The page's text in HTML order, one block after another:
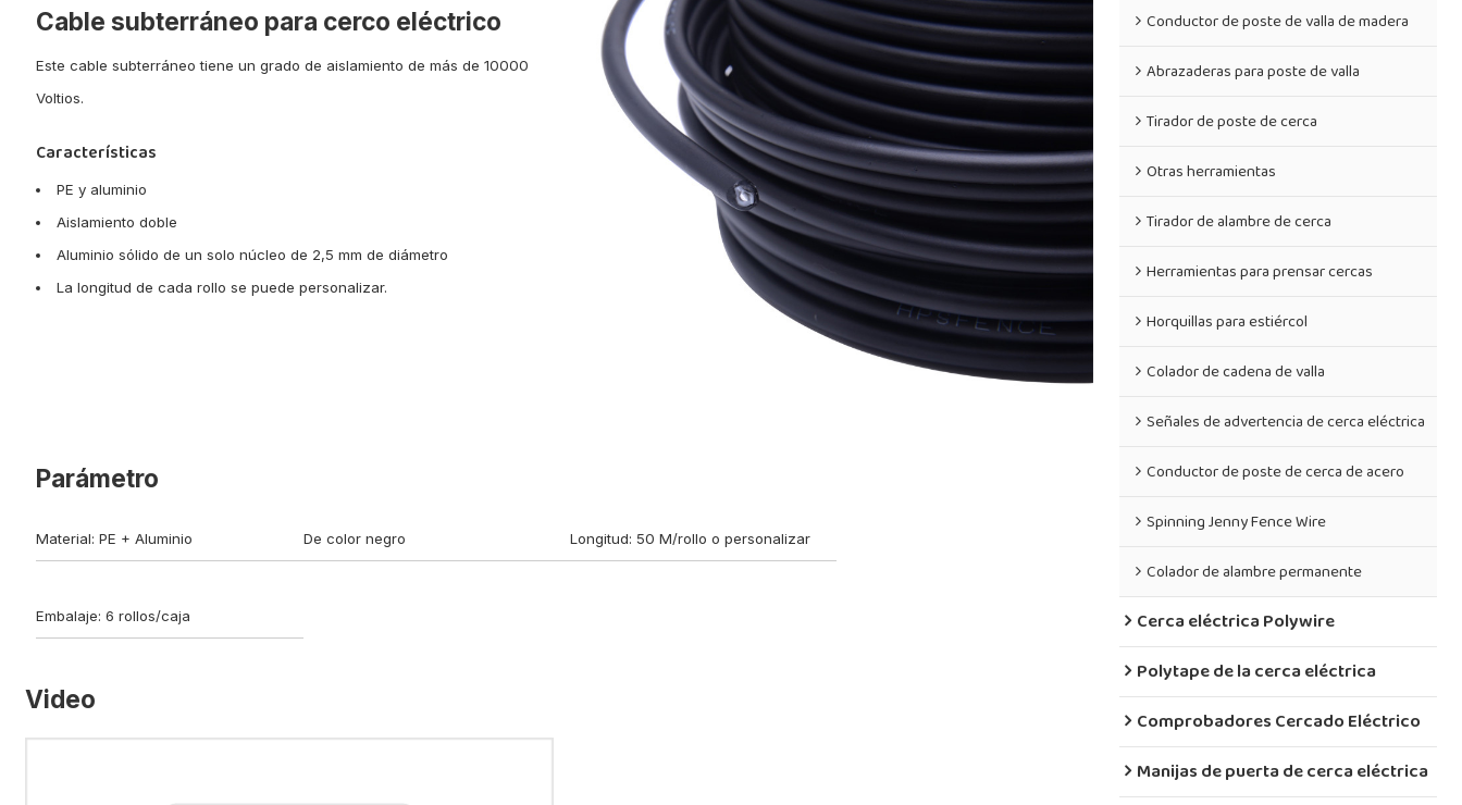
Cable subterráneo para cerco eléctrico
Este cable subterráneo tiene un grado de aislamiento de más de 10000
Voltios.
Características
PE y aluminio
Aislamiento doble
Aluminio sólido de un solo núcleo de 2,5 mm de diámetro
La longitud de cada rollo se puede personalizar.
Parámetro
Material: PE + Aluminio De color negro Longitud: 50 M/rollo o personalizar
Embalaje: 6 rollos/caja
Video
Conductor de poste de valla de madera
Abrazaderas para poste de valla
Tirador de poste de cerca
Otras herramientas
Tirador de alambre de cerca
Herramientas para prensar cercas
Horquillas para estiércol
Colador de cadena de valla
Señales de advertencia de cerca eléctrica
Conductor de poste de cerca de acero
Spinning Jenny Fence Wire
Colador de alambre permanente
Cerca eléctrica Polywire
Polytape de la cerca eléctrica
Comprobadores Cercado Eléctrico
Manijas de puerta de cerca eléctrica